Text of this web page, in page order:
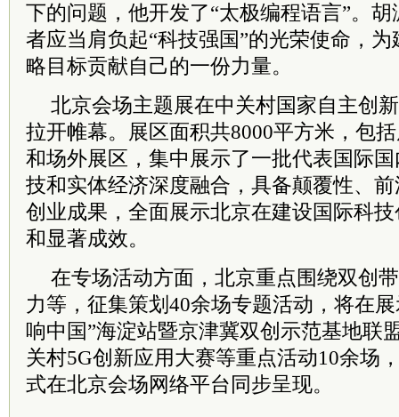
下的问题，他开发了“太极编程语言”。
者应当肩负起“科技强国”的光荣使命，
略目标贡献自己的一份力量。
北京会场主题展在中关村国家自主创
拉开帷幕。展区面积共8000平方米，包
和场外展区，集中展示了一批代表国际
技和实体经济深度融合，具备颠覆性、
创业成果，全面展示北京在建设国际科
和显著成效。
在专场活动方面，北京重点围绕双创
力等，征集策划40余场专题活动，将在
响中国”海淀站暨京津冀双创示范基地联
关村5G创新应用大赛等重点活动10余场
式在北京会场网络平台同步呈现。